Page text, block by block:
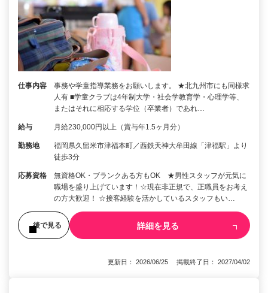
仕事内容
事務や学童指導業務をお願いします。 ★北九州市にも同様求
人有 ■学童クラブは4年制大学・社会学教育学・心理学等、
またはそれに相応する学位（卒業者）であれ…
給与 月給230,000円以上（賞与年1.5ヶ月分）
勤務地
福岡県久留米市津福本町／西鉄天神大牟田線「津福駅」より
徒歩3分
応募資格
無資格OK・ブランクある方もOK ★男性スタッフが元気に
職場を盛り上げています！☆現在非正規で、正職員をお考え
の方大歓迎！ ☆接客経験を活かしているスタッフもい…
後で見る 詳細を見る
更新日： 2026/06/25 掲載終了日： 2027/04/02